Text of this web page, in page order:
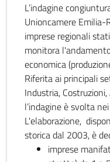
L’indagine
Unioncamere Emilia-
imprese regionali
monitora
economica
Riferita ai principali
Industria,
l’indagine è svolta
L'elaborazione,
storica dal 2003, è
imprese